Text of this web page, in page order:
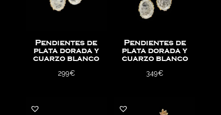
Pendientes de
plata dorada y
cuarzo blanco
299€
Pendientes de
plata dorada y
cuarzo blanco
349€